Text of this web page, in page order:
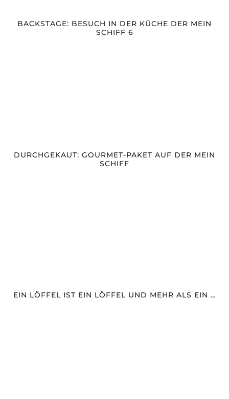
BACKSTAGE: BESUCH IN DER KÜCHE DER MEIN
SCHIFF 6
DURCHGEKAUT: GOURMET-PAKET AUF DER MEIN
SCHIFF
EIN LÖFFEL IST EIN LÖFFEL UND MEHR ALS EIN …